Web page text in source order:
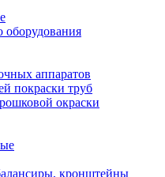
оборудования
аппаратов
покраски труб
окраски
кронштейны